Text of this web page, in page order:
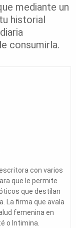
mediante un
historial
consumirla.
con varios
que le permite
que destilan
La firma que avala
femenina en
o Intimina.